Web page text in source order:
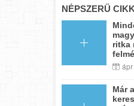
NÉPSZERŰ
ritka
Már a